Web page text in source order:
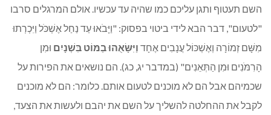
השם תעטוף ותגן עליכם כמו שהיה עד עכשיו. אולם המרגלים סרבו
"לטעום", דבר הבא לידי ביטוי בפסוק: "וַיָּבֹאוּ עַד נַחַל אֶשְׁכֹּל וַיִּכְרְתוּ
מִשָּׁם זְמוֹרָה וְאֶשְׁכּוֹל עֲנָבִים אֶחָד וַיִּשָּׂאֻהוּ בַמּוֹט בִּשְׁנָיִם וּמִן
הָרִמֹּנִים וּמִן הַתְּאֵנִים" (במדבר יג, כג). הם נושאים את הפירות על
שכמיהם אבל הם לא מוכנים לטעום אותם. כלומר: הם לא מוכנים
לקבל את ההחלטה להשליך על השם את יהבם ולעשות את הצעד,